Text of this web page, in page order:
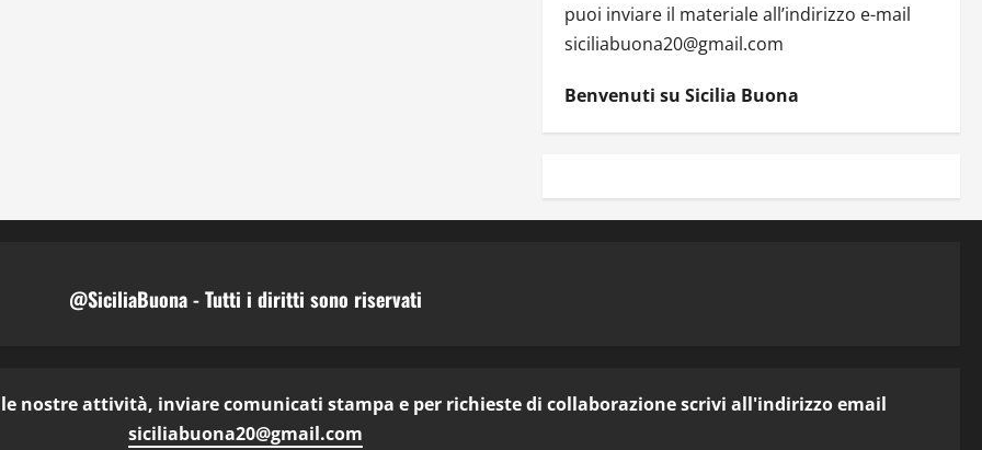
puoi inviare il materiale all’indirizzo e-mail
siciliabuona20@gmail.com
Benvenuti su Sicilia Buona
@SiciliaBuona - Tutti i diritti sono riservati
nostre attività, inviare comunicati stampa e per richieste di collaborazione scrivi all'indirizzo email
siciliabuona20@gmail.com